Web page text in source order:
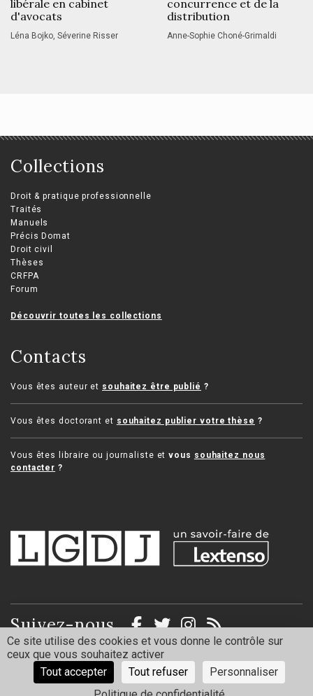
libérale en cabinet
d'avocats
Léna Bojko, Séverine Risser
concurrence et de la
distribution
Anne-Sophie Choné-Grimaldi
Collections
Droit & pratique professionnelle
Traités
Manuels
Précis Domat
Droit civil
Thèses
CRFPA
Forum
Découvrir toutes les collections
Contacts
Vous êtes auteur et souhaitez être publié ?
Vous êtes doctorant et souhaitez publier votre thèse ?
Vous êtes libraire ou journaliste etvous souhaitez nous
contacter ?
Suivez-nous
Mentions légales Politique de confidentialité
Ce site utilise des cookies et vous donne le contrôle sur
ceux que vous souhaitez activer
Tout accepter
Tout refuser
Personnaliser